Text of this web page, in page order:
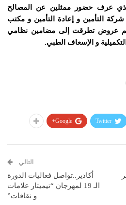
الذي عرف حضور ممثلين عن المصالح
شركة التأمين و إعادة التأمين و مكتب
عروض تطرقت إلى مضامين نظامي
و الإسعاف الطبي.
Twitter
Google+
التالي
أكادير..تواصل فعاليات الدورة
الـ 19 لمهرجان “تيميتار علامات
و ثقافات”